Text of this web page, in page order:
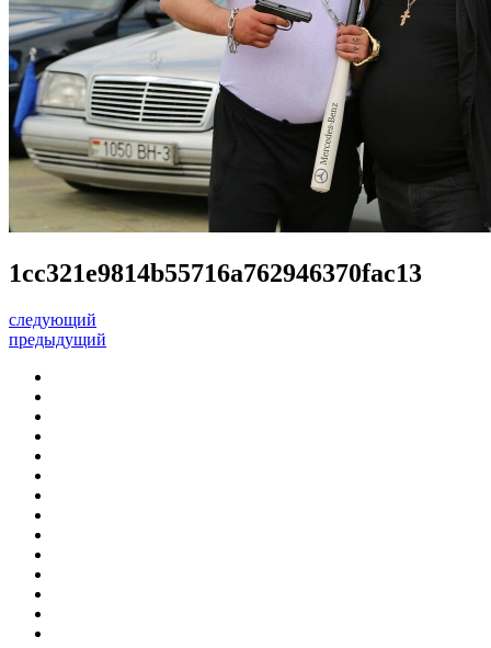
1cc321e9814b55716a762946370fac13
следующий
предыдущий